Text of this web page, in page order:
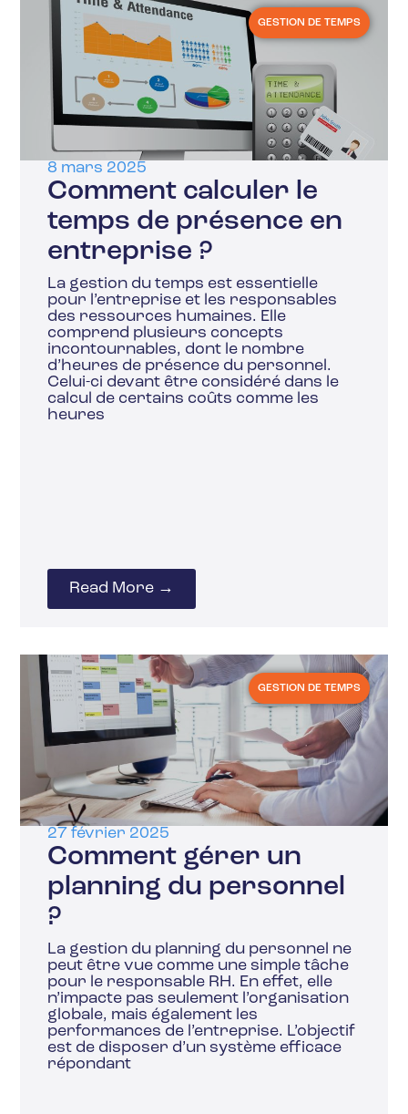
GESTION DE TEMPS
8 mars 2025
Comment calculer le
temps de présence en
entreprise ?
La gestion du temps est essentielle
pour l’entreprise et les responsables
des ressources humaines. Elle
comprend plusieurs concepts
incontournables, dont le nombre
d’heures de présence du personnel.
Celui-ci devant être considéré dans le
calcul de certains coûts comme les
heures
Read More →
GESTION DE TEMPS
27 février 2025
Comment gérer un
planning du personnel
?
La gestion du planning du personnel ne
peut être vue comme une simple tâche
pour le responsable RH. En effet, elle
n’impacte pas seulement l’organisation
globale, mais également les
performances de l’entreprise. L’objectif
est de disposer d’un système efficace
répondant